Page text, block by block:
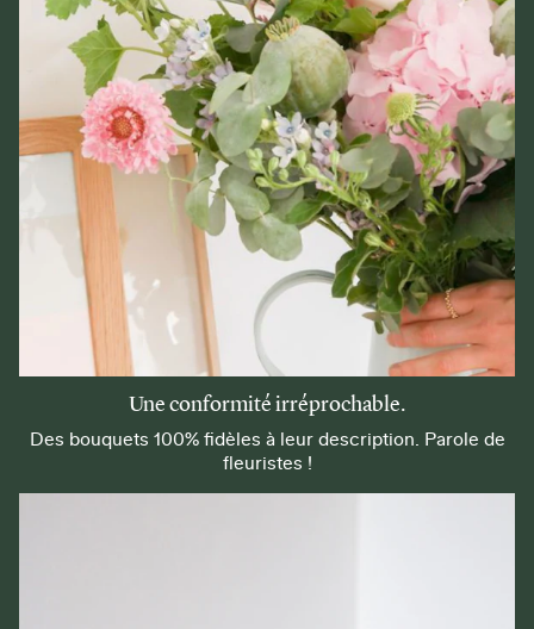
Une conformité irréprochable.
Des bouquets 100% fidèles à leur description. Parole de
fleuristes !